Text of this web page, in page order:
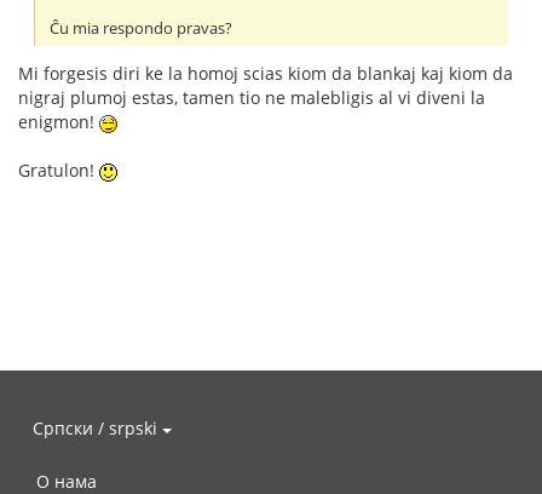
Ĉu mia respondo pravas?
Mi forgesis diri ke la homoj scias kiom da blankaj kaj kiom da
nigraj plumoj estas, tamen tio ne malebligis al vi diveni la
enigmon!
Gratulon!
Српски / srpski
О нама